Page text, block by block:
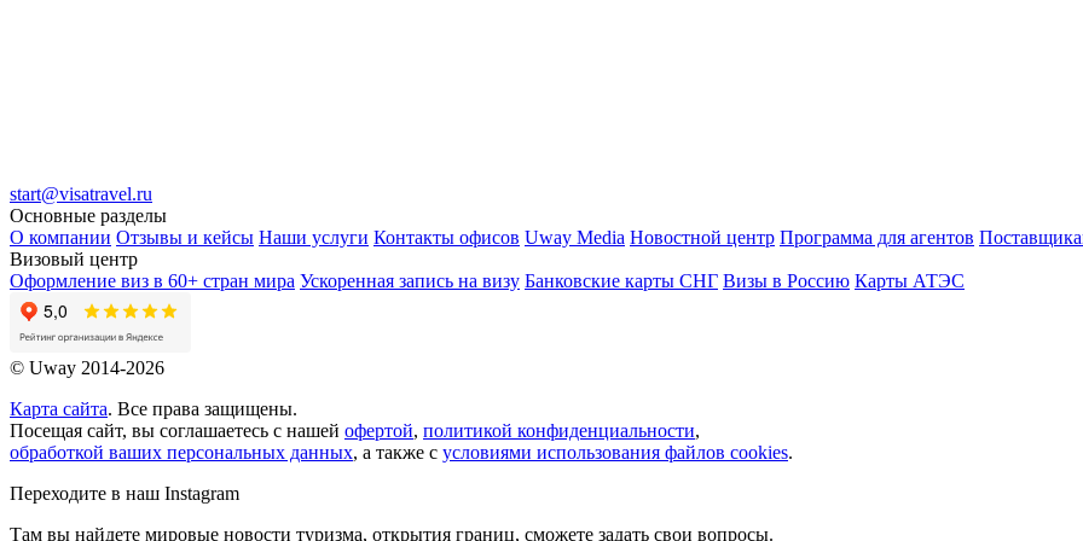
start@visatravel.ru
Основные разделы
О компании Отзывы и кейсы Наши услуги Контакты офисов Uway Media Новостной центр Программа для агентов
Визовый центр
Оформление виз в 60+ стран мира Ускоренная запись на визу Банковские карты СНГ Визы в Россию Карты АТЭС
© Uway 2014-2026
Карта сайта. Все права защищены.
Посещая сайт, вы соглашаетесь с нашей офертой, политикой конфиденциальности,
обработкой ваших персональных данных, а также с условиями использования файлов cookies.
Переходите в наш Instagram
Там вы найдете мировые новости туризма, открытия границ, сможете задать свои вопросы.